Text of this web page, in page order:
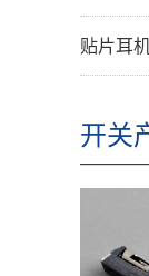
贴片耳
开关